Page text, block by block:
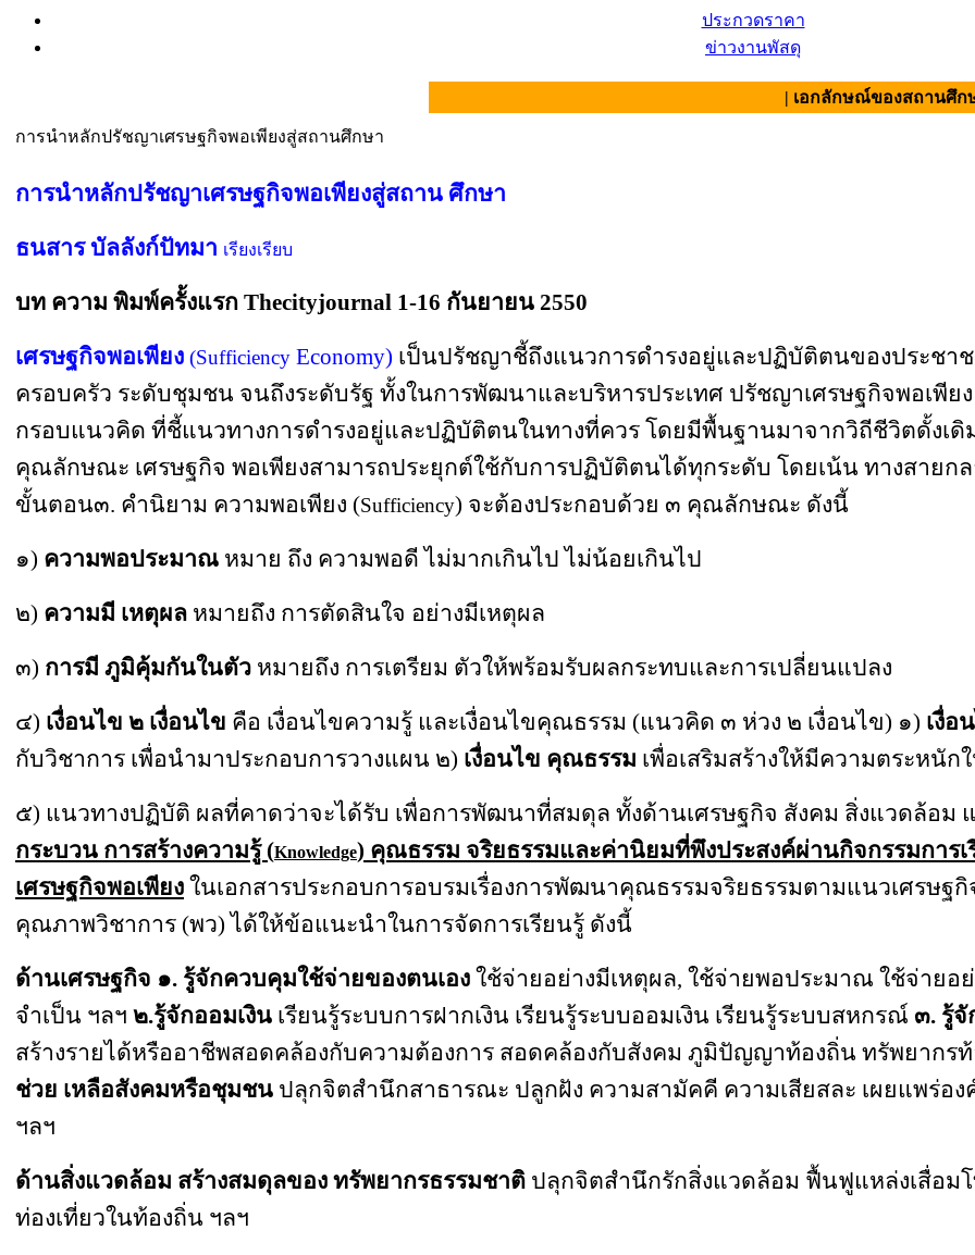
ประกวดราคา
ข่าวงานพัสดุ
| เอกลักษณ์ของสถานศึกษา :
การนำหลักปรัชญาเศรษฐกิจพอเพียงสู่สถานศึกษา
การนำหลักปรัชญาเศรษฐกิจพอเพียงสู่สถาน ศึกษา
ธนสาร บัลลังก์ปัทมา เรียงเรียบ
บท ความ พิมพ์ครั้งแรก Thecityjournal 1-16 กันยายน 2550
เศรษฐกิจพอเพียง (Sufficiency Economy) เป็นปรัชญาชี้ถึงแนวการดำรงอยู่และปฏิบัติตนของประชา
ครอบครัว ระดับชุมชน จนถึงระดับรัฐ ทั้งในการพัฒนาและบริหารประเทศ ปรัชญาเศรษฐกิจพอเพี
กรอบแนวคิด ที่ชี้แนวทางการดำรงอยู่และปฏิบัติตนในทางที่ควร โดยมีพื้นฐานมาจากวิถีชีวิตดั้งเดิ
คุณลักษณะ เศรษฐกิจ พอเพียงสามารถประยุกต์ใช้กับการปฏิบัติตนได้ทุกระดับ โดยเน้น ทางสายกล
ขั้นตอน๓. คำนิยาม ความพอเพียง (Sufficiency) จะต้องประกอบด้วย ๓ คุณลักษณะ ดังนี้
๑) ความพอประมาณ หมาย ถึง ความพอดี ไม่มากเกินไป ไม่น้อยเกินไป
๒) ความมี เหตุผล หมายถึง การตัดสินใจ อย่างมีเหตุผล
๓) การมี ภูมิคุ้มกันในตัว หมายถึง การเตรียม ตัวให้พร้อมรับผลกระทบและการเปลี่ยนแปลง
๔) เงื่อนไข ๒ เงื่อนไข คือ เงื่อนไขความรู้ และเงื่อนไขคุณธรรม (แนวคิด ๓ ห่วง ๒ เงื่อนไข) ๑) เงื่อ
กับวิชาการ เพื่อนำมาประกอบการวางแผน ๒) เงื่อนไข คุณธรรม เพื่อเสริมสร้างให้มีความตระหนั
๕) แนวทางปฏิบัติ ผลที่คาดว่าจะได้รับ เพื่อการพัฒนาที่สมดุล ทั้งด้านเศรษฐกิจ สังคม สิ่งแวดล้อม
กระบวน การสร้างความรู้ (Knowledge) คุณธรรม จริยธรรมและค่านิยมที่พึงประสงค์ผ่านกิจกรรมการ
เศรษฐกิจพอเพียง ในเอกสารประกอบการอบรมเรื่องการพัฒนาคุณธรรมจริยธรรมตามแนวเศรษฐ
คุณภาพวิชาการ (พว) ได้ให้ข้อแนะนำในการจัดการเรียนรู้ ดังนี้
ด้านเศรษฐกิจ ๑. รู้จักควบคุมใช้จ่ายของตนเอง ใช้จ่ายอย่างมีเหตุผล, ใช้จ่ายพอประมาณ ใช้จ่ายอ
จำเป็น ฯลฯ ๒.รู้จักออมเงิน เรียนรู้ระบบการฝากเงิน เรียนรู้ระบบออมเงิน เรียนรู้ระบบสหกรณ์ ๓. รู้จั
สร้างรายได้หรืออาชีพสอดคล้องกับความต้องการ สอดคล้องกับสังคม ภูมิปัญญาท้องถิ่น ทรัพยากร
ช่วย เหลือสังคมหรือชุมชน ปลุกจิตสำนึกสาธารณะ ปลูกฝัง ความสามัคคี ความเสียสละ เผยแพร่อ
ฯลฯ
ด้านสิ่งแวดล้อม สร้างสมดุลของ ทรัพยากรธรรมชาติ ปลุกจิตสำนึกรักสิ่งแวดล้อม ฟื้นฟูแหล่งเสื่อม
ท่องเที่ยวในท้องถิ่น ฯลฯ